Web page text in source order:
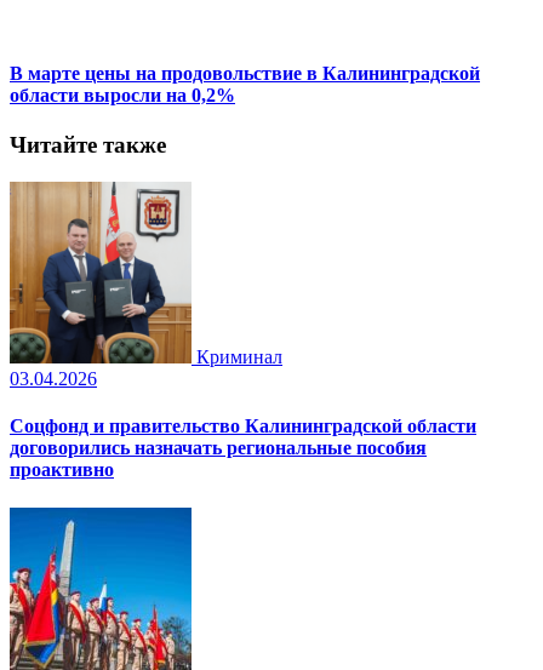
В марте цены на продовольствие в Калининградской
области выросли на 0,2%
Читайте также
Криминал
03.04.2026
Соцфонд и правительство Калининградской области
договорились назначать региональные пособия
проактивно